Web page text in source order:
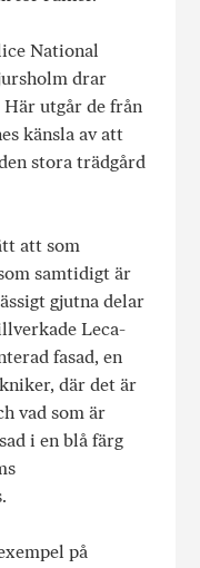
National
drar
Här utgår de från
känsla av att
stora trädgård
att som
samtidigt är
gjutna delar
Leca-
fasad, en
där det är
vad som är
i en blå färg
på